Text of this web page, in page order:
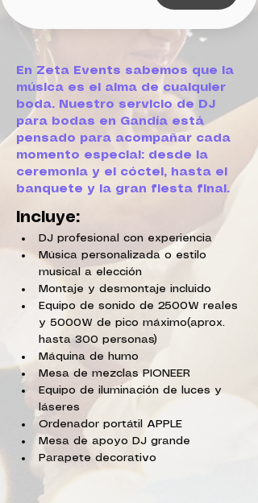
En Zeta Events sabemos que la
música es el alma de cualquier
boda. Nuestro servicio de DJ
para bodas en Gandía está
pensado para acompañar cada
momento especial: desde la
ceremonia y el cóctel, hasta el
banquete y la gran fiesta final.
Incluye:
DJ profesional con experiencia
Música personalizada o estilo
musical a elección
Montaje y desmontaje incluido
Equipo de sonido de 2500W reales
y 5000W de pico máximo(aprox.
hasta 300 personas)
Máquina de humo
Mesa de mezclas PIONEER
Equipo de iluminación de luces y
láseres
Ordenador portátil APPLE
Mesa de apoyo DJ grande
Parapete decorativo